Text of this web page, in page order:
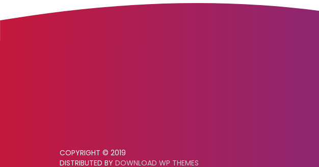
COPYRIGHT © 2019
DISTRIBUTED BY DOWNLOAD WP THEMES